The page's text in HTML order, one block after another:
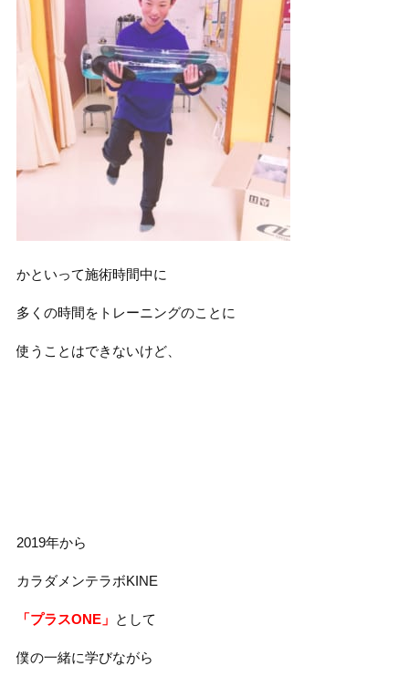
かといって施術時間中に
多くの時間をトレーニングのことに
使うことはできないけど、
2019年から
カラダメンテラボKINE
「プラスONE」 として
僕の一緒に学びながら